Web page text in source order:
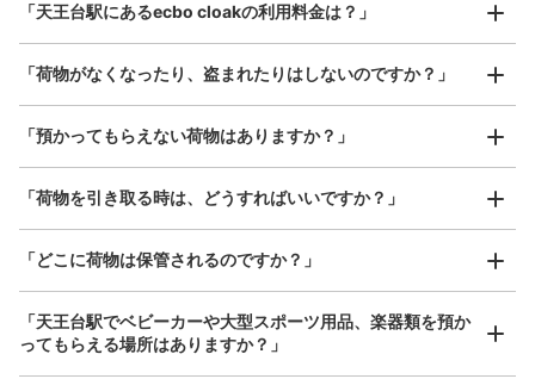
お店で荷物の写真を
好立地 / 好条件店舗も多数
器、ベビーカーなど）
「天王台駅にあるecbo cloakの利用料金は？」
「荷物がなくなったり、盗まれたりはしないのですか？」
「預かってもらえない荷物はありますか？」
「荷物を引き取る時は、どうすればいいですか？」
「どこに荷物は保管されるのですか？」
「天王台駅でベビーカーや大型スポーツ用品、楽器類を預か
ってもらえる場所はありますか？」